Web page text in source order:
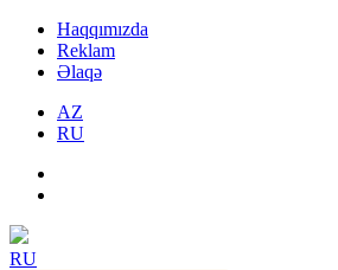
Haqqımızda
Reklam
Əlaqə
AZ
RU
RU